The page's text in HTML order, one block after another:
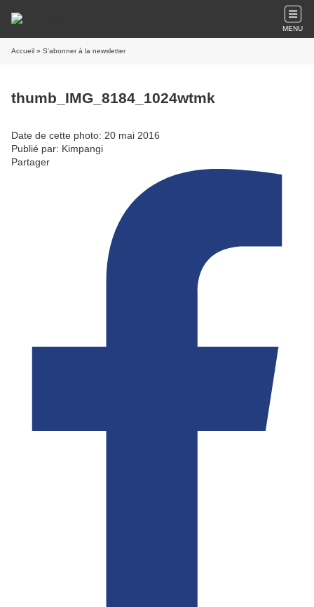
MENU
Accueil » S'abonner à la newsletter
thumb_IMG_8184_1024wtmk
Date de cette photo: 20 mai 2016
Publié par: Kimpangi
Partager